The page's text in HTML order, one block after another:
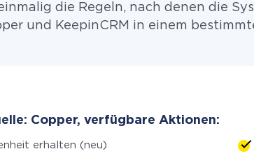
die Regeln, nach denen die
und KeepinCRM in einem
Copper, verfügbare Aktionen:
erhalten (neu)